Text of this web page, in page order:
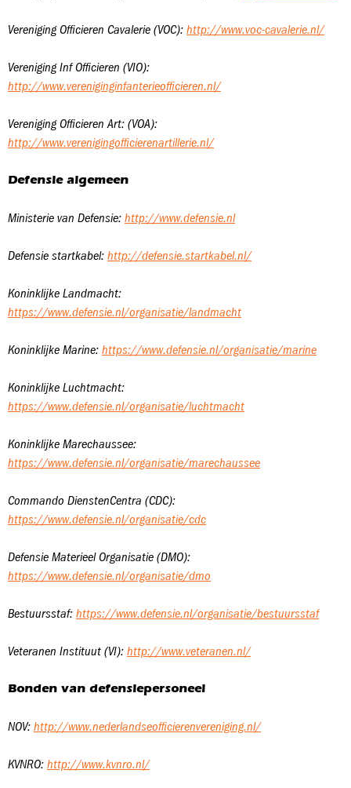
Vereniging Officieren Cavalerie (VOC): http://www.voc-cavalerie.nl/
Vereniging Inf Officieren (VIO):
http://www.vereniginginfanterieofficieren.nl/
Vereniging Officieren Art: (VOA):
http://www.verenigingofficierenartillerie.nl/
Defensie algemeen
Ministerie van Defensie: http://www.defensie.nl
Defensie startkabel: http://defensie.startkabel.nl/
Koninklijke Landmacht:
https://www.defensie.nl/organisatie/landmacht
Koninklijke Marine: https://www.defensie.nl/organisatie/marine
Koninklijke Luchtmacht:
https://www.defensie.nl/organisatie/luchtmacht
Koninklijke Marechaussee:
https://www.defensie.nl/organisatie/marechaussee
Commando DienstenCentra (CDC):
https://www.defensie.nl/organisatie/cdc
Defensie Materieel Organisatie (DMO):
https://www.defensie.nl/organisatie/dmo
Bestuursstaf: https://www.defensie.nl/organisatie/bestuursstaf
Veteranen Instituut (VI): http://www.veteranen.nl/
Bonden van defensiepersoneel
NOV: http://www.nederlandseofficierenvereniging.nl/
KVNRO: http://www.kvnro.nl/